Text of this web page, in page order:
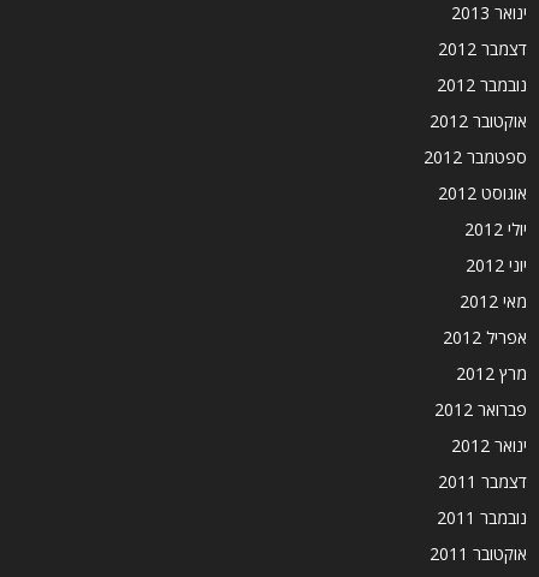
ינואר 2013
דצמבר 2012
נובמבר 2012
אוקטובר 2012
ספטמבר 2012
אוגוסט 2012
יולי 2012
יוני 2012
מאי 2012
אפריל 2012
מרץ 2012
פברואר 2012
ינואר 2012
דצמבר 2011
נובמבר 2011
אוקטובר 2011